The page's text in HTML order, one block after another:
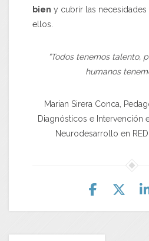
bien y cubrir las
ellos.
“Todos tenemos talento,
humanos
Marian Sirera Conca,
Diagnósticos e Intervención
Neurodesarrollo en